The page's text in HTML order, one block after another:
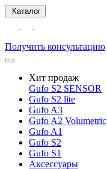
Каталог
Получить консультацию
Хит продаж
Gufo S2 SENSOR
Gufo S2 lite
Gufo A3
Gufo A2 Volumetric
Gufo A1
Gufo S2
Gufo S1
Аксессуары